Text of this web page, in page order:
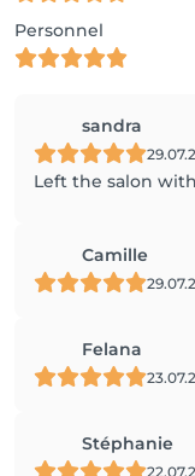
Personnel
sandra
Left the salon
Camille
Felana
Stéphanie